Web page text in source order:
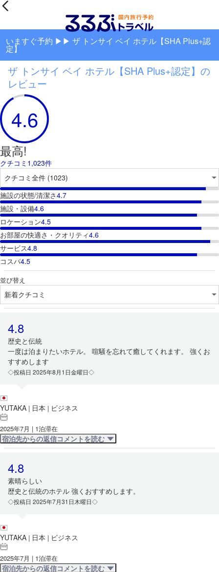
いますぐ予約 ▶▶ ザ トンサイ ベイ ホテル【SHA Plus+認
定】
ザ トンサイ ベイ ホテル【SHA Plus+認定】の
レビュー
4.6
最高!
クチコミ1,023件
施設の状態/清潔さ4.7
施設・設備4.6
ロケーション4.5
お部屋の快適さ・クオリティ4.6
サービス4.8
コスパ4.5
並び替え
4.8
歴史と伝統
一度は泊まりたいホテル。 喧騒を忘れて癒してくれます。 強くお
すすめします
◇投稿日 2025年8月1日金曜日◇
YUTAKA | 日本 | ビジネス
2025年7月 | 1泊滞在
宿泊先からの返信コメントを読む
4.8
素晴らしい
歴史と伝統のホテル 強くおすすめします。
◇投稿日 2025年7月31日木曜日◇
YUTAKA | 日本 | ビジネス
2025年7月 | 1泊滞在
宿泊先からの返信コメントを読む